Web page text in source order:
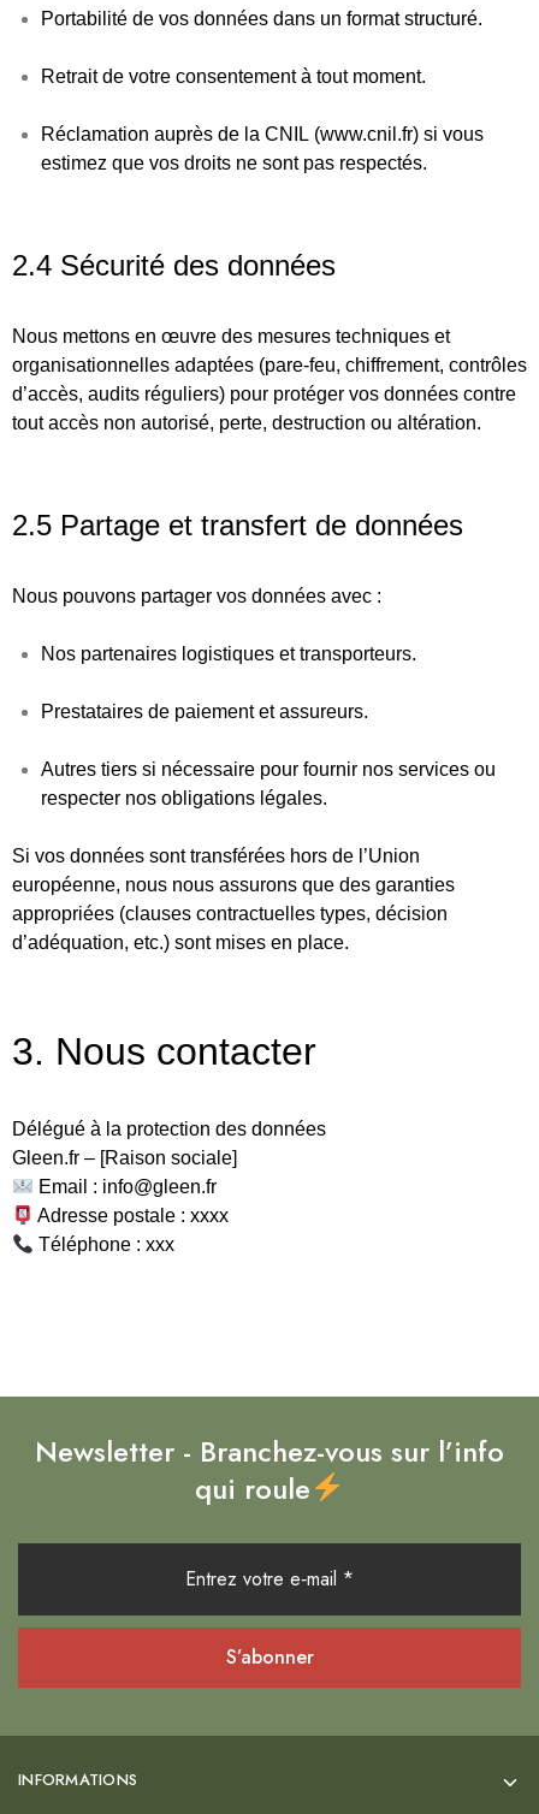
Portabilité de vos données dans un format structuré.
Retraitde votre consentement à tout moment.
Réclamation auprès de la CNIL (www.cnil.fr) si vous
estimez que vos droits ne sont pas respectés.
2.4 Sécurité des données
Nous mettons en œuvre des mesures techniques et
organisationnelles adaptées (pare-feu, chiffrement, contrôles
d’accès, audits réguliers) pour protéger vos données contre
tout accès non autorisé, perte, destruction ou altération.
2.5 Partage et transfert de données
Nous pouvons partager vos données avec :
Nos partenaires logistiques et transporteurs.
Prestataires de paiement et assureurs.
Autres tiers si nécessaire pour fournir nos services ou
respecter nos obligations légales.
Si vos données sont transférées hors de l’Union
européenne, nous nous assurons que des garanties
appropriées (clauses contractuelles types, décision
d’adéquation, etc.) sont mises en place.
3. Nous contacter
Délégué à la protection des données
Gleen.fr – [Raison sociale]
Email : info@gleen.fr
Adresse postale : xxxx
Téléphone : xxx
Newsletter - Branchez-vous sur l’info
qui roule
INFORMATIONS